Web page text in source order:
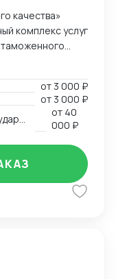
качества»
комплекс услуг
соответствия
Союза (ТР
ГОСТ Р -
письмо по
о
- экспертное
продукции,
по
- Сертификаты
от 3 000 ₽
от 3 000 ₽
от 40
000 ₽